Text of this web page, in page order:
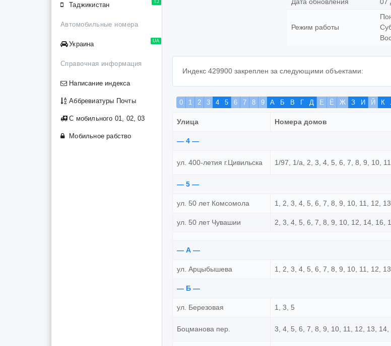
TJ
Таджикистан
Автомобильные номера
UA
Украина
Справочная информация
Написание индекса
Аббревиатуры Почты
С мобильного 01, 02, 03
Мобильное рабство
Режим работы
Индекс 429900 закреплен за следующими объектами:
0 1 2 3 4 5 6 7 8 9 А Б В Г Д Е Ё Ж З И Й К
Улица Номера домов
— 4 —
ул. 400-летия г.Цивильска 1/97, 1/а, 2, 3, 4, 5, 6, 7, 8, 9, 10,
— 5 —
ул. 50 лет Комсомола 1, 2, 3, 4, 5, 6, 7, 8, 9, 10, 11, 12,
ул. 50 лет Чувашии 2, 3, 4, 5, 6, 7, 8, 9, 10, 12, 14, 16,
— А —
ул. Арцыбышева 1, 2, 3, 4, 5, 6, 7, 8, 9, 10, 11, 12,
— Б —
ул. Березовая 1, 3, 5
Боцманова пер. 3, 4, 5, 6, 7, 8, 9, 10, 11, 12, 13,